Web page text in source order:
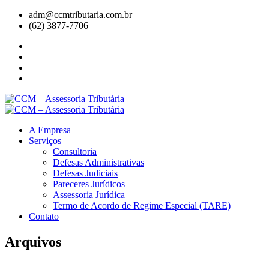
adm@ccmtributaria.com.br
(62) 3877-7706
A Empresa
Serviços
Consultoria
Defesas Administrativas
Defesas Judiciais
Pareceres Jurídicos
Assessoria Jurídica
Termo de Acordo de Regime Especial (TARE)
Contato
Arquivos